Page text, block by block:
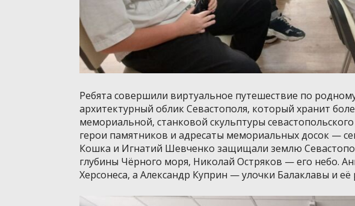
Ребята совершили виртуальное путешествие по
архитектурный облик Севастополя, который хранит
мемориальной, станковой скульптуры
герои памятников и адресаты мемориальных досок —
Кошка и Игнатий Шевченко защищали землю
глубины Чёрного моря, Николай Остряков — его небо.
Херсонеса, а Александр Куприн — улочки Балаклавы и еë